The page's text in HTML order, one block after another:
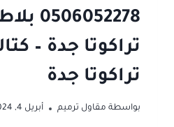
تراكوتا جدة –
تراكوتا جدة
بواسطة مقاول ترميم أبريل 4, 2024